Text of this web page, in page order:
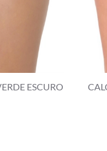
RETA